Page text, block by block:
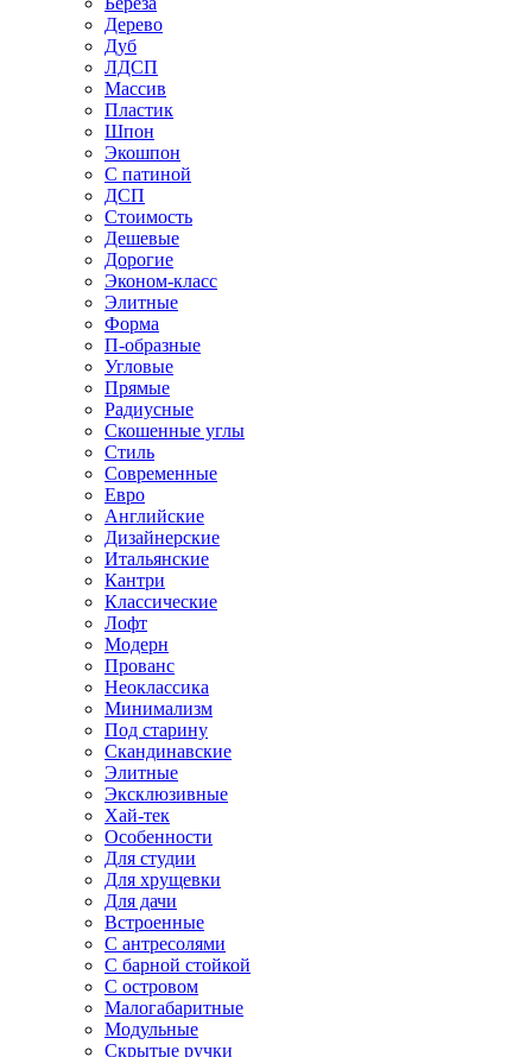
Дерево
Дуб
ЛДСП
Массив
Пластик
Шпон
Экошпон
С патиной
ДСП
Стоимость
Дешевые
Дорогие
Эконом-класс
Элитные
Форма
П-образные
Угловые
Прямые
Радиусные
Скошенные углы
Стиль
Современные
Евро
Английские
Дизайнерские
Итальянские
Кантри
Классические
Лофт
Модерн
Прованс
Неоклассика
Минимализм
Под старину
Скандинавские
Элитные
Эксклюзивные
Хай-тек
Особенности
Для студии
Для хрущевки
Для дачи
Встроенные
С антресолями
С барной стойкой
С островом
Малогабаритные
Модульные
Скрытые ручки